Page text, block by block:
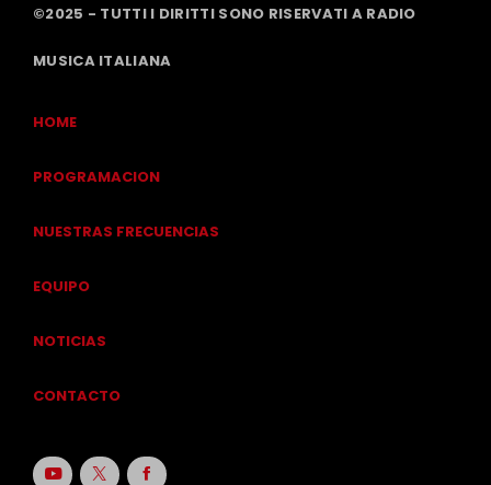
©2025 - TUTTI I DIRITTI SONO RISERVATI A RADIO
MUSICA ITALIANA
HOME
PROGRAMACION
NUESTRAS FRECUENCIAS
EQUIPO
NOTICIAS
CONTACTO